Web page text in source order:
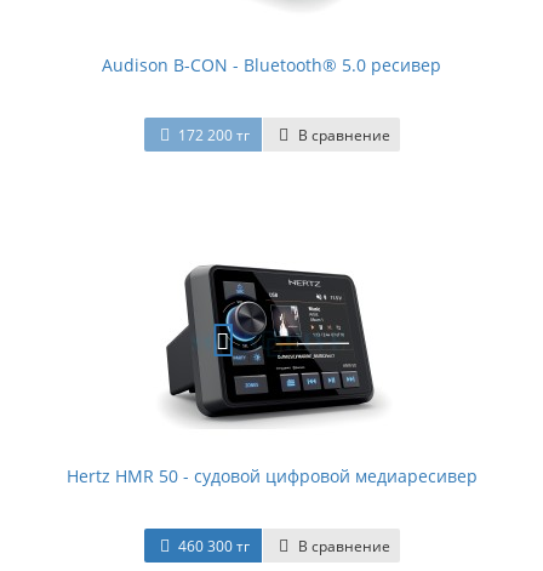
Audison B-CON - Bluetooth® 5.0 ресивер
172 200 тг В сравнение
Hertz HMR 50 - судовой цифровой медиаресивер
460 300 тг В сравнение